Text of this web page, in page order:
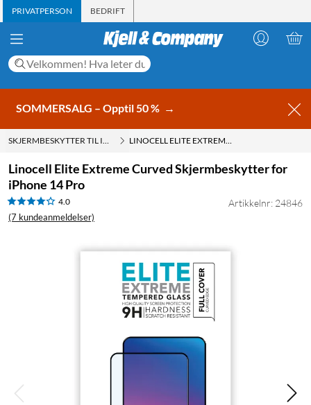
PRIVATPERSON BEDRIFT
SOMMERSALG – Opptil 50 % →
SKJERMBESKYTTER TIL IPHONE 14 PRO LINOCELL ELITE EXTREME CURVED SKJERMBESKYTTER FOR IPHONE 14 PRO
Linocell Elite Extreme Curved Skjermbeskytter for
iPhone 14 Pro
4.0
(7 kundeanmeldelser)
Artikkelnr: 24846